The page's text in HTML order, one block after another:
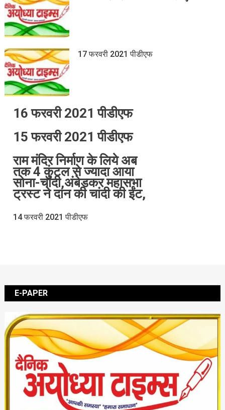
17 फरवरी 2021 पीडीएफ
16 फरवरी 2021 पीडीएफ
15 फरवरी 2021 पीडीएफ
राम मंदिर निर्माण के लिये अब
तक 4 कुंटल से ज्यादा आया
सोना-चांदी,अंबेडकर महासभा
ट्रस्ट ने दान की चांदी की ईंट,
14 फरवरी 2021 पीडीएफ
E-PAPER